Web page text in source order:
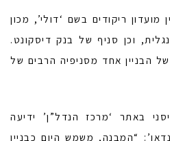
ריקודים בשם ‘דולי’, מכון
וכן סניף של בנק דיסקונט.
הבניין אחד מסניפיה הרבים של
יובל ניסני באתר ‘מרכז הנדל”ן’ ידיעה
“המבנה, משמש היום כבניין